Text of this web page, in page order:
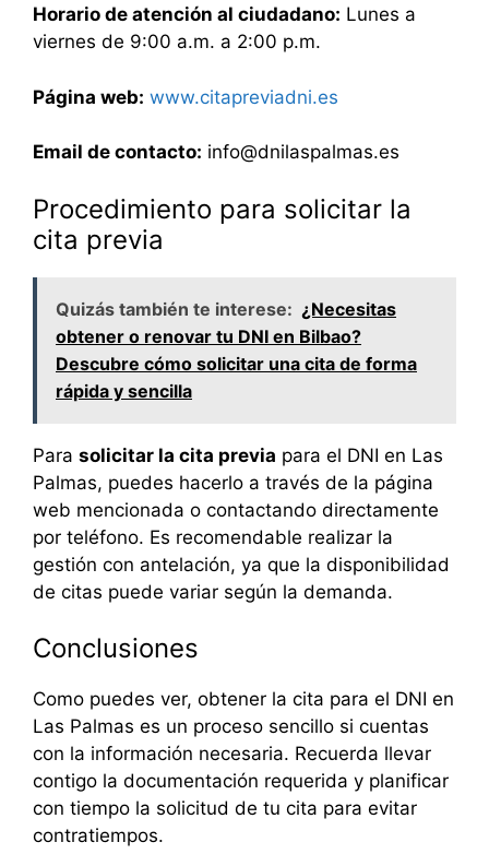
Horario de atención al ciudadano: Lunes a
viernes de 9:00 a.m. a 2:00 p.m.
Página web: www.citapreviadni.es
Email de contacto: info@dnilaspalmas.es
Procedimiento para solicitar la
cita previa
Quizás también te interese: ¿Necesitas
obtener o renovar tu DNI en Bilbao?
Descubre cómo solicitar una cita de forma
rápida y sencilla
Para solicitar la cita previa para el DNI en Las
Palmas, puedes hacerlo a través de la página
web mencionada o contactando directamente
por teléfono. Es recomendable realizar la
gestión con antelación, ya que la disponibilidad
de citas puede variar según la demanda.
Conclusiones
Como puedes ver, obtener la cita para el DNI en
Las Palmas es un proceso sencillo si cuentas
con la información necesaria. Recuerda llevar
contigo la documentación requerida y planificar
con tiempo la solicitud de tu cita para evitar
contratiempos.